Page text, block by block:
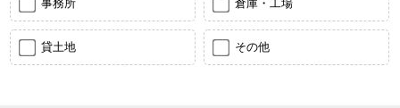
事務所 倉庫・工場
貸土地 その他